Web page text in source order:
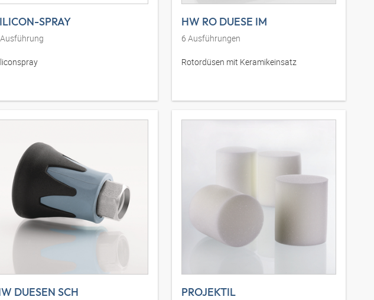
SPRAY
Ausführung
HW RO DUESE IM
6 Ausführungen
Rotordüsen mit Keramikeinsatz
DUESEN SCH PROJEKTIL